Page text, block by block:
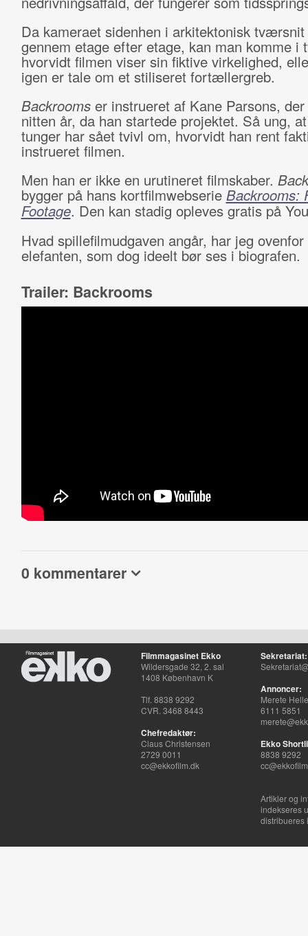
Da kameraet sidenhen i arkitektonisk tværsnit
gennem etage efter etage, kan man komme i
hvorvidt filmen viser sin fiktive virkelighed,
igen er tale om et stiliseret fortællergreb.
Backroomser instrueret af Kane Parsons, der
nitten år, da han startede projektet. Så ung,
tunger har sået tvivl om, hvorvidt han rent
instrueret filmen.
Men han er ikke en urutineret filmskaber.
bygger på hans kortfilmwebserie Backrooms:
Footage. Den kan stadig opleves gratis på
Hvad spillefilmudgaven angår, har jeg
elefanten, som dog ideelt bør ses i biografen.
Trailer: Backrooms
0 kommentarer
Filmmagasinet Ekko
Wildersgade 32, 2. sal
1408 København K
Tlf. 8838 9292
CVR. 3468 8443
Chefredaktør:
Claus Christensen
2729 0011
cc@ekkofilm.dk
Sekretariat:
Annoncer:
Merete
6111 5851
Ekko
8838 9292
Artikler og
indekseres
distribueres